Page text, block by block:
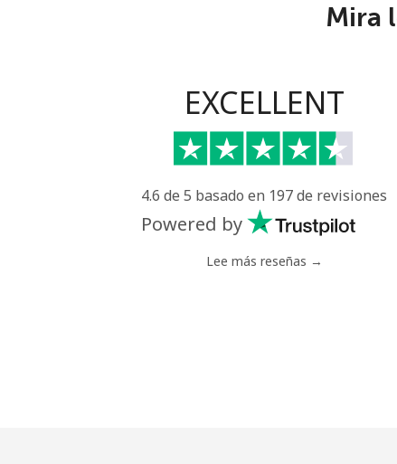
Mira
EXCELLENT
4.6 de 5 basado en 197 de revisiones
Powered by
Lee más reseñas →